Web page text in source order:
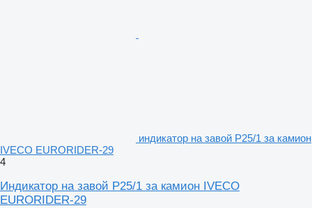
индикатор на завой P25/1 за камион
IVECO EURORIDER-29
4
Индикатор на завой P25/1 за камион IVECO
EURORIDER-29